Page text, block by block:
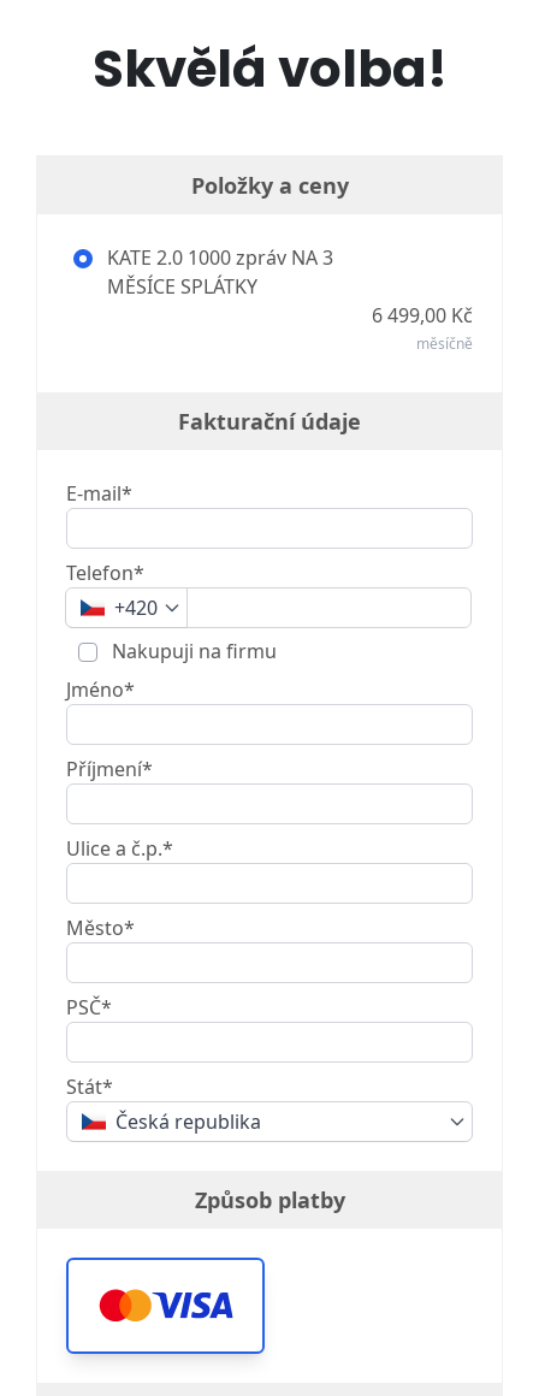
Skvělá volba!
Položky a ceny
KATE 2.0 1000 zpráv NA 3
MĚSÍCE SPLÁTKY
6 499,00 Kč
měsíčně
Fakturační údaje
E-mail*
Telefon*
+420
Nakupuji na firmu
Jméno*
Příjmení*
Ulice a č.p.*
Město*
PSČ*
Stát*
Česká republika
Způsob platby